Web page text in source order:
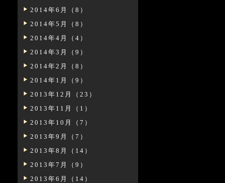
2014年6月（8）
2014年5月（8）
2014年4月（4）
2014年3月（9）
2014年2月（8）
2014年1月（9）
2013年12月（23）
2013年11月（1）
2013年10月（7）
2013年9月（7）
2013年8月（14）
2013年7月（9）
2013年6月（14）